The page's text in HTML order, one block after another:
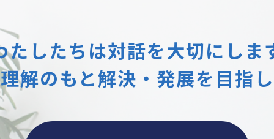
たしたちは対話を大切にしま
解のもと解決・発展を目指